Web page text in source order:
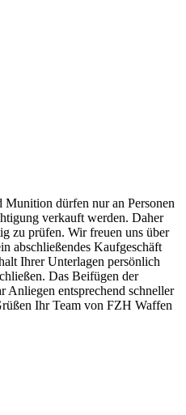
Munition dürfen nur an Personen
verkauft werden. Daher
zu prüfen. Wir freuen uns über
abschließendes Kaufgeschäft
Ihrer Unterlagen persönlich
Das Beifügen der
Anliegen entsprechend schneller
Ihr Team von FZH Waffen